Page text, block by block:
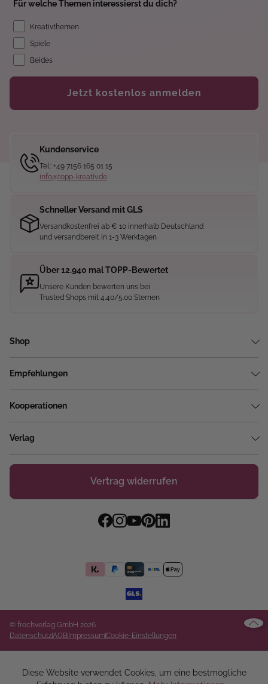
Für welche Themen interessierst du dich?
Kreativthemen
Spiele
Beides
Jetzt kostenlos anmelden
Kundenservice
Tel.: +49 7156 165 01 15
info@topp-kreativ.de
Schneller Versand mit GLS
Versandkostenfrei ab € 10 innerhalb Deutschland
und versandbereit in 1-3 Werktagen
Über 12.940 mal TOPP-Bewertet
Unsere Kunden bewerten uns bei
Trusted Shops mit 4.40/5.00 Sternen
Shop
Empfehlungen
Kooperationen
Verlag
Vertrag widerrufen
© frechverlag GmbH 2026
DatenschutzAGB ImpressumCookie-Einstellungen
Diese Website verwendet Cookies, um eine bestmögliche